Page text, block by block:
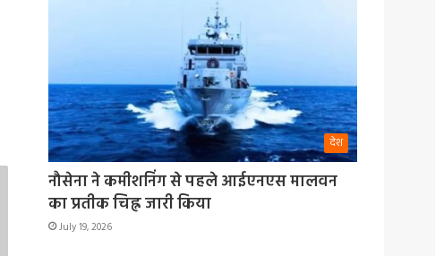
देश
नौसेना ने कमीशनिंग से पहले आईएनएस मालवन
का प्रतीक चिह्न जारी किया
July 19, 2026